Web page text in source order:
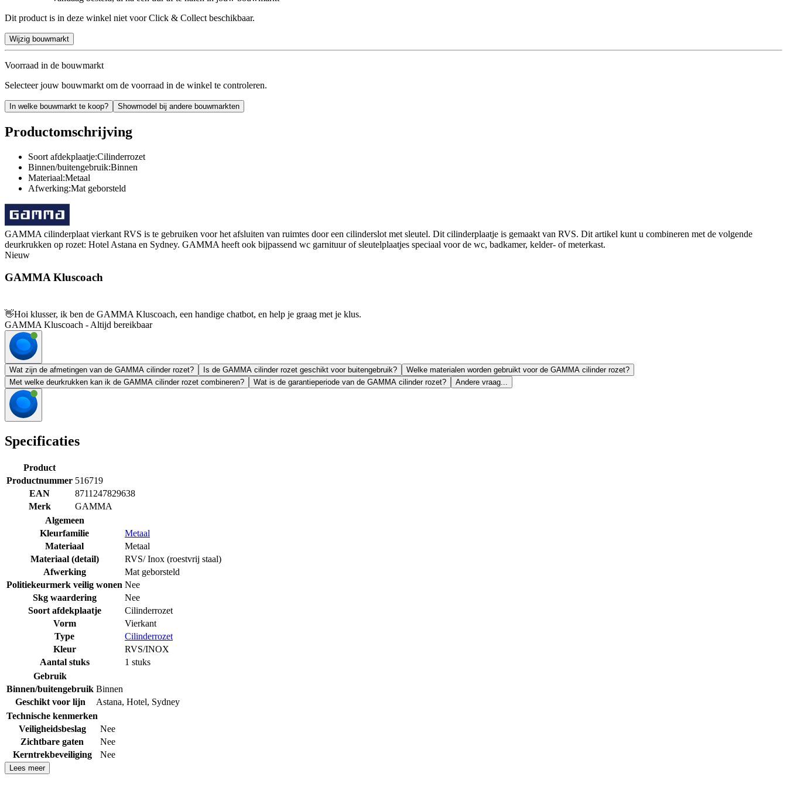
Dit product is in deze winkel niet voor Click & Collect beschikbaar.
Wijzig bouwmarkt
Voorraad in de bouwmarkt
Selecteer jouw bouwmarkt om de voorraad in de winkel te controleren.
In welke bouwmarkt te koop? Showmodel bij andere bouwmarkten
Productomschrijving
Soort afdekplaatje:Cilinderrozet
Binnen/buitengebruik:Binnen
Materiaal:Metaal
Afwerking:Mat geborsteld
GAMMA cilinderplaat vierkant RVS is te gebruiken voor het afsluiten van ruimtes door een cilinderslot met sleutel. Dit cilinderplaatje is gemaakt van RVS. Dit artikel kunt u combineren met de volgende
deurkrukken op rozet: Hotel Astana en Sydney. GAMMA heeft ook bijpassend wc garnituur of sleutelplaatjes speciaal voor de wc, badkamer, kelder- of meterkast.
Nieuw
GAMMA Kluscoach
👋Hoi klusser, ik ben de GAMMA Kluscoach, een handige chatbot, en help je graag met je klus.
GAMMA Kluscoach - Altijd bereikbaar
Wat zijn de afmetingen van de GAMMA cilinder rozet? Is de GAMMA cilinder rozet geschikt voor buitengebruik?
Welke materialen worden gebruikt voor de GAMMA cilinder rozet?
Met welke deurkrukken kan ik de GAMMA cilinder rozet combineren?
Wat is de garantieperiode van de GAMMA cilinder rozet? Andere vraag...
Specificaties
Product
Productnummer 516719
EAN
8711247829638
Merk
GAMMA
Algemeen
Kleurfamilie
Metaal
Materiaal
Metaal
Materiaal (detail)
RVS/ Inox (roestvrij staal)
Afwerking
Mat geborsteld
Politiekeurmerk veilig wonen Nee
Skg waardering
Nee
Soort afdekplaatje
Cilinderrozet
Vorm
Vierkant
Type
Cilinderrozet
Kleur
RVS/INOX
Aantal stuks
1 stuks
Gebruik
Binnen/buitengebruik Binnen
Geschikt voor lijn
Astana, Hotel, Sydney
Technische kenmerken
Veiligheidsbeslag
Nee
Zichtbare gaten
Nee
Kerntrekbeveiliging
Nee
Lees meer